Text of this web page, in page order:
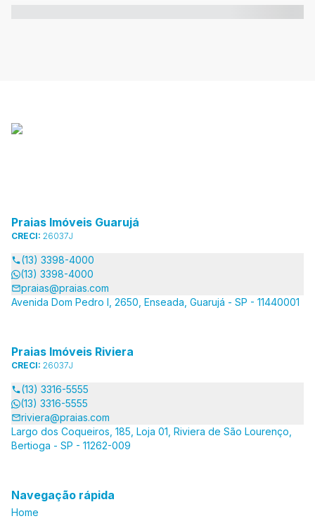
Praias Imóveis Guarujá
CRECI: 26037J
(13) 3398-4000
(13) 3398-4000
praias@praias.com
Avenida Dom Pedro I, 2650, Enseada, Guarujá - SP - 11440001
Praias Imóveis Riviera
CRECI: 26037J
(13) 3316-5555
(13) 3316-5555
riviera@praias.com
Largo dos Coqueiros, 185, Loja 01, Riviera de São Lourenço,
Bertioga - SP - 11262-009
Navegação rápida
Home